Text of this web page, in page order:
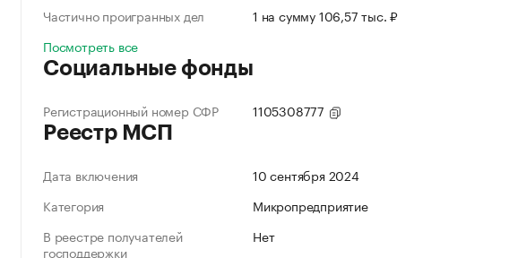
Частично проигранных дел
1 на сумму 106,57 тыс. ₽
Посмотреть все
Социальные фонды
Регистрационный номер СФР 1105308777
Реестр МСП
Дата включения
10 сентября 2024
Категория
Микропредприятие
В реестре получателей
господдержки
Нет